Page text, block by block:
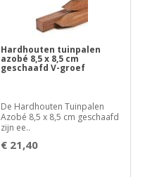
Hardhouten tuinpalen
azobé 8,5 x 8,5 cm
geschaafd V-groef
De Hardhouten Tuinpalen
Azobé 8,5 x 8,5 cm geschaafd
zijn ee..
€ 21,40